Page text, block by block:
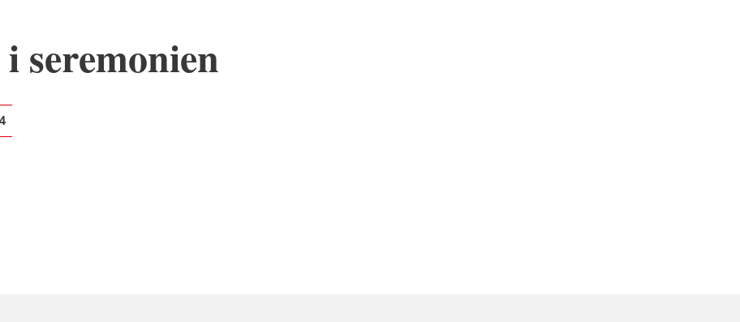
seremonien